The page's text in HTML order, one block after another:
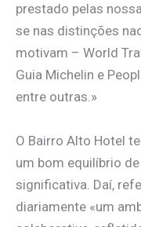
prestado pelas
se nas distinções
motivam – World
Guia Michelin e
entre outras.»
O Bairro Alto Hotel
um bom equilíbrio
significativa. Daí,
diariamente «um